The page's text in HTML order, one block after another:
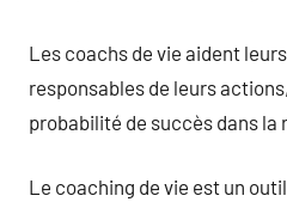
Les coachs de vie aident
responsables de leurs
probabilité de succès dans
Le coaching de vie est un